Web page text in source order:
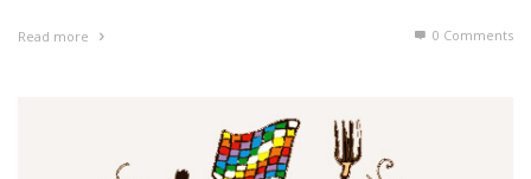
Read more 0 Comments